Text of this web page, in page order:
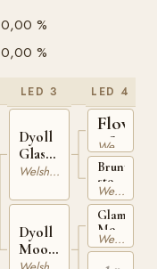
0,00 %
0,00 %
LED 3
Dyoll
Glasallt
WSBWelsh Mountain
Dyoll
Moonlight
LED 4
Flower
of
Wales
Welsh Mountain
Brunt
sto
frånWelsh Mountain
Mountain
Pony
Welsh Mountain